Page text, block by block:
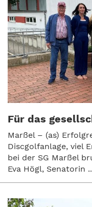
Für das
Marßel – (as)
Discgolfanlage, viel
bei der SG Marßel
Eva Högl, Senatorin